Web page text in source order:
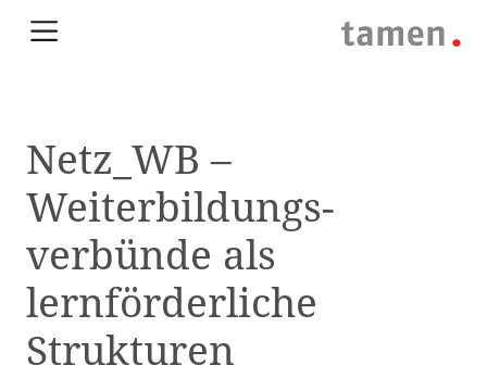
Netz_WB –
Weiterbildungs­
verbünde als
lernförderliche
Strukturen